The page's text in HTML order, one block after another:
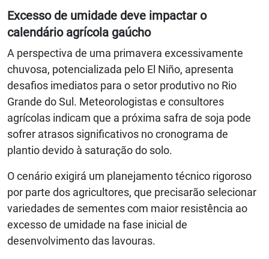
Excesso de umidade deve impactar o
calendário agrícola gaúcho
A perspectiva de uma primavera excessivamente
chuvosa, potencializada pelo El Niño, apresenta
desafios imediatos para o setor produtivo no Rio
Grande do Sul. Meteorologistas e consultores
agrícolas indicam que a próxima safra de soja pode
sofrer atrasos significativos no cronograma de
plantio devido à saturação do solo.
O cenário exigirá um planejamento técnico rigoroso
por parte dos agricultores, que precisarão selecionar
variedades de sementes com maior resistência ao
excesso de umidade na fase inicial de
desenvolvimento das lavouras.